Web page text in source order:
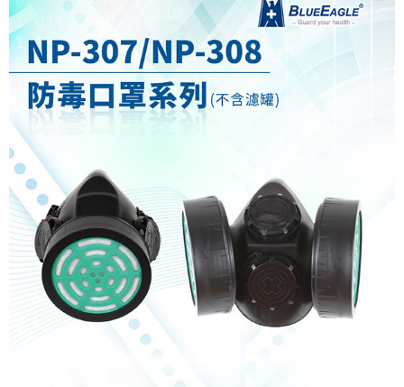
購買商品的店家。未經商家同意取消之訂單仍視為有效，需透過AFTEE先享
後付繳納相關費用。
※ 交易是否成功請以「AFTEE先享後付 」之結帳頁面顯示為準，若有關於
是否繳費成功／繳費後需取消欲退款等相關疑問，請聯繫「AFTEE先享後付
客戶支援中心」https://netprotections.freshdesk.com/support/home
【注意事項】
易，需依本服務之必要範圍內提供個人資料，並將交易相關給付款項請求債
權轉讓予恩沛科技股份有限公司。
２．關於個人資料處理事宜，請瀏覽以下網址：
https://aftee.tw/terms/#terms3
３．未成年的使用者請事先徵得法定代理人或監護人之同意方可使用
「AFTEE先享後付」，若未經同意申辦者引起之損失，本公司不負相關責
任。
４．使用「AFTEE先享後付」時，將依據個別帳號之用戶狀況，依本公司即
時審查核予不同之上限額度；若仍有額度不足之情形，本公司將視審查結果
請求用戶進行身份認證。
５．嚴禁一人註冊多個帳號或使用他人資訊註冊。若發現惡意使用之情形，
恩沛科技股份有限公司將有權停止該用戶之使用額度並採取法律行動。
每筆NT$60，滿NT$2,000(含以上)免運費
付款後7-11取貨
每筆NT$60，滿NT$2,000(含以上)免運費
一般地區宅配<如偏遠地區會員請勿選擇一般宅配，請點選其他選項
內「偏遠地區宅配」>
每筆NT$90，滿NT$2,000(含以上)免運費
🚚偏遠地區宅配<請務必選擇此配送方式，偏遠地區可參照『首頁→
會員需知→偏遠地區配送事項』
每筆NT$120
🚢離島配送
每筆NT$250